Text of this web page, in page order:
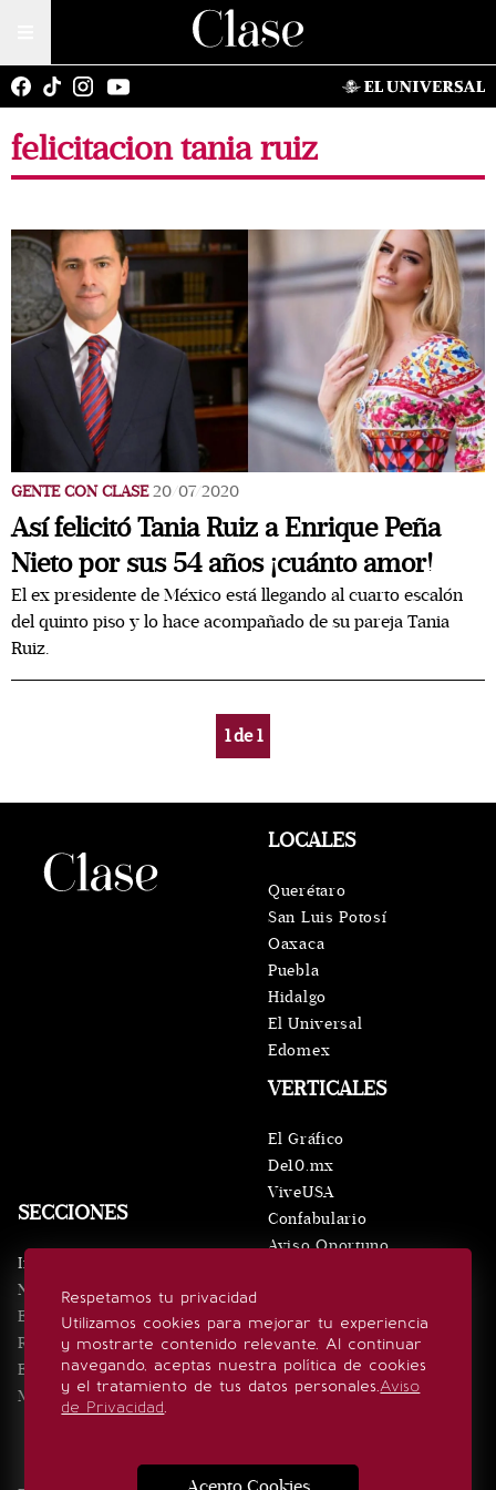
felicitacion tania ruiz
GENTE CON CLASE 20/07/2020
Así felicitó Tania Ruiz a Enrique Peña
Nieto por sus 54 años ¡cuánto amor!
El ex presidente de México está llegando al cuarto escalón
del quinto piso y lo hace acompañado de su pareja Tania
Ruiz.
1de1
Respetamos tu privacidad
Utilizamos cookies para mejorar tu experiencia
y mostrarte contenido relevante. Al continuar
navegando, aceptas nuestra política de cookies
y el tratamiento de tus datos personales.Aviso
de Privacidad.
SECCIONES
Inicio
Noticias
Eventos
Realeza
Estilo de vida
Minuto x Minuto
VERTICALES
El Gráfico
De10.mx
ViveUSA
Confabulario
Aviso Oportuno
LOCALES
Querétaro
San Luis Potosí
Oaxaca
Puebla
Hidalgo
El Universal
Edomex
SÍGUENOS